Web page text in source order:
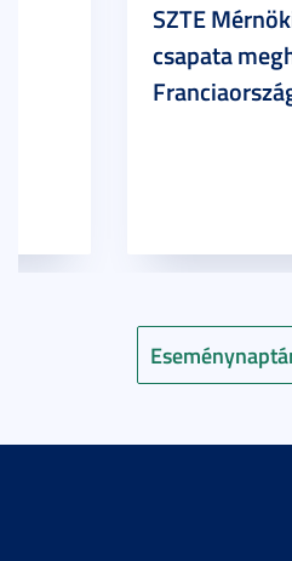
SZTE
csapata